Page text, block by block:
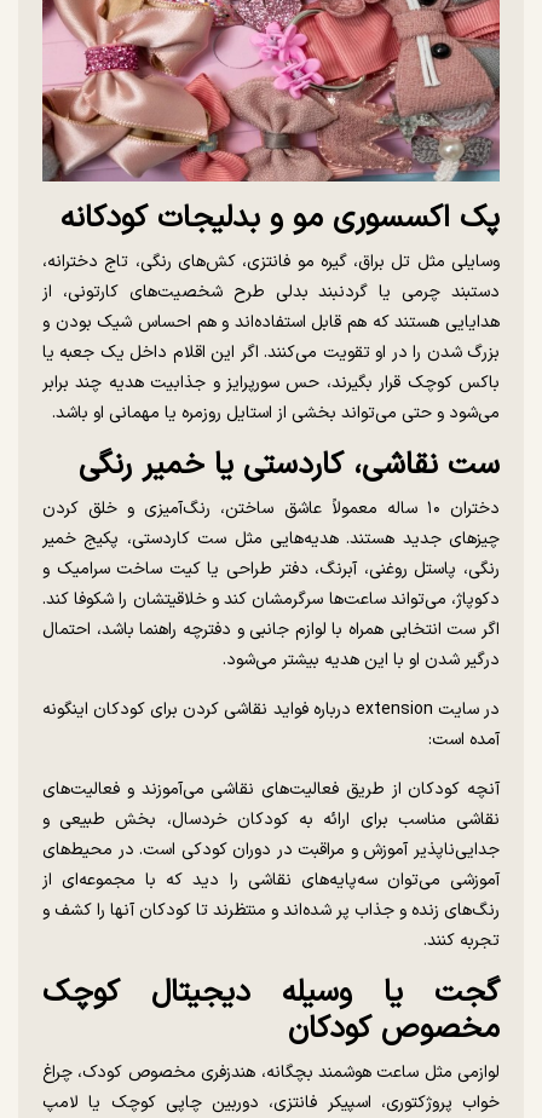
پک اکسسوری مو و بدلیجات کودکانه
وسایلی مثل تل براق، گیره مو فانتزی، کش‌های رنگی، تاج دخترانه،
دستبند چرمی یا گردنبند بدلی طرح شخصیت‌های کارتونی، از
هدایایی هستند که هم قابل استفاده‌اند و هم احساس شیک بودن و
بزرگ شدن را در او تقویت می‌کنند. اگر این اقلام داخل یک جعبه یا
باکس کوچک قرار بگیرند، حس سورپرایز و جذابیت هدیه چند برابر
می‌شود و حتی می‌تواند بخشی از استایل روزمره یا مهمانی او باشد.
ست نقاشی، کاردستی یا خمیر رنگی
دختران ۱۰ ساله معمولاً عاشق ساختن، رنگ‌آمیزی و خلق کردن
چیز‌های جدید هستند. هدیه‌هایی مثل ست کاردستی، پکیج خمیر
رنگی، پاستل روغنی، آبرنگ، دفتر طراحی یا کیت ساخت سرامیک و
دکوپاژ، می‌تواند ساعت‌ها سرگرمشان کند و خلاقیتشان را شکوفا کند.
اگر ست انتخابی همراه با لوازم جانبی و دفترچه راهنما باشد، احتمال
درگیر شدن او با این هدیه بیشتر می‌شود.
در سایت extension درباره فواید نقاشی کردن برای کودکان اینگونه
آمده است:
آنچه کودکان از طریق فعالیت‌های نقاشی می‌آموزند و فعالیت‌های
نقاشی مناسب برای ارائه به کودکان خردسال، بخش طبیعی و
جدایی‌ناپذیر آموزش و مراقبت در دوران کودکی است. در محیط‌های
آموزشی می‌توان سه‌پایه‌های نقاشی را دید که با مجموعه‌ای از
رنگ‌های زنده و جذاب پر شده‌اند و منتظرند تا کودکان آنها را کشف و
تجربه کنند.
گجت یا وسیله دیجیتال کوچک
مخصوص کودکان
لوازمی مثل ساعت هوشمند بچگانه، هندزفری مخصوص کودک، چراغ
خواب پروژکتوری، اسپیکر فانتزی، دوربین چاپی کوچک یا لامپ